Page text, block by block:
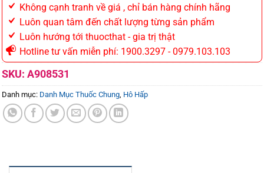
Không cạnh tranh về giá , chỉ bán hàng chính hãng
Luôn quan tâm đến chất lượng từng sản phẩm
Luôn hướng tới thuocthat - gia trị thật
Hotline tư vấn miễn phí: 1900.3297 - 0979.103.103
SKU: A908531
Danh mục: Danh Mục Thuốc Chung Hô Hấp